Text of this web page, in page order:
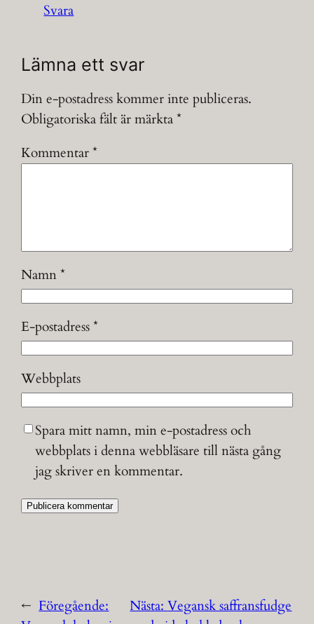
Svara
Lämna ett svar
Din e-postadress kommer inte publiceras.
Obligatoriska fält är märkta*
Kommentar*
Namn*
E-postadress*
Webbplats
Spara mitt namn, min e-postadress och
webbplats i denna webbläsare till nästa gång
jag skriver en kommentar.
← Föregående:
Nästa:Vegansk saffransfudge